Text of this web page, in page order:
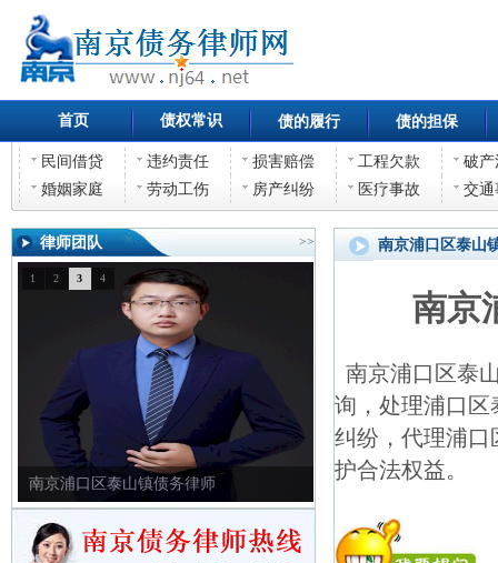
首页 债权常识 债的履行 债的担保
民间借贷 违约责任 损害赔偿 工程欠款
破产
婚姻家庭
劳动工伤 房产纠纷 医疗事故 交通
律师团队 >>
南京浦口区泰山镇债权债务律师
1 2 3 4
南京浦口区泰山
南京
南京浦口区泰
询，处理浦口区
纠纷，代理浦口
护合法权益。